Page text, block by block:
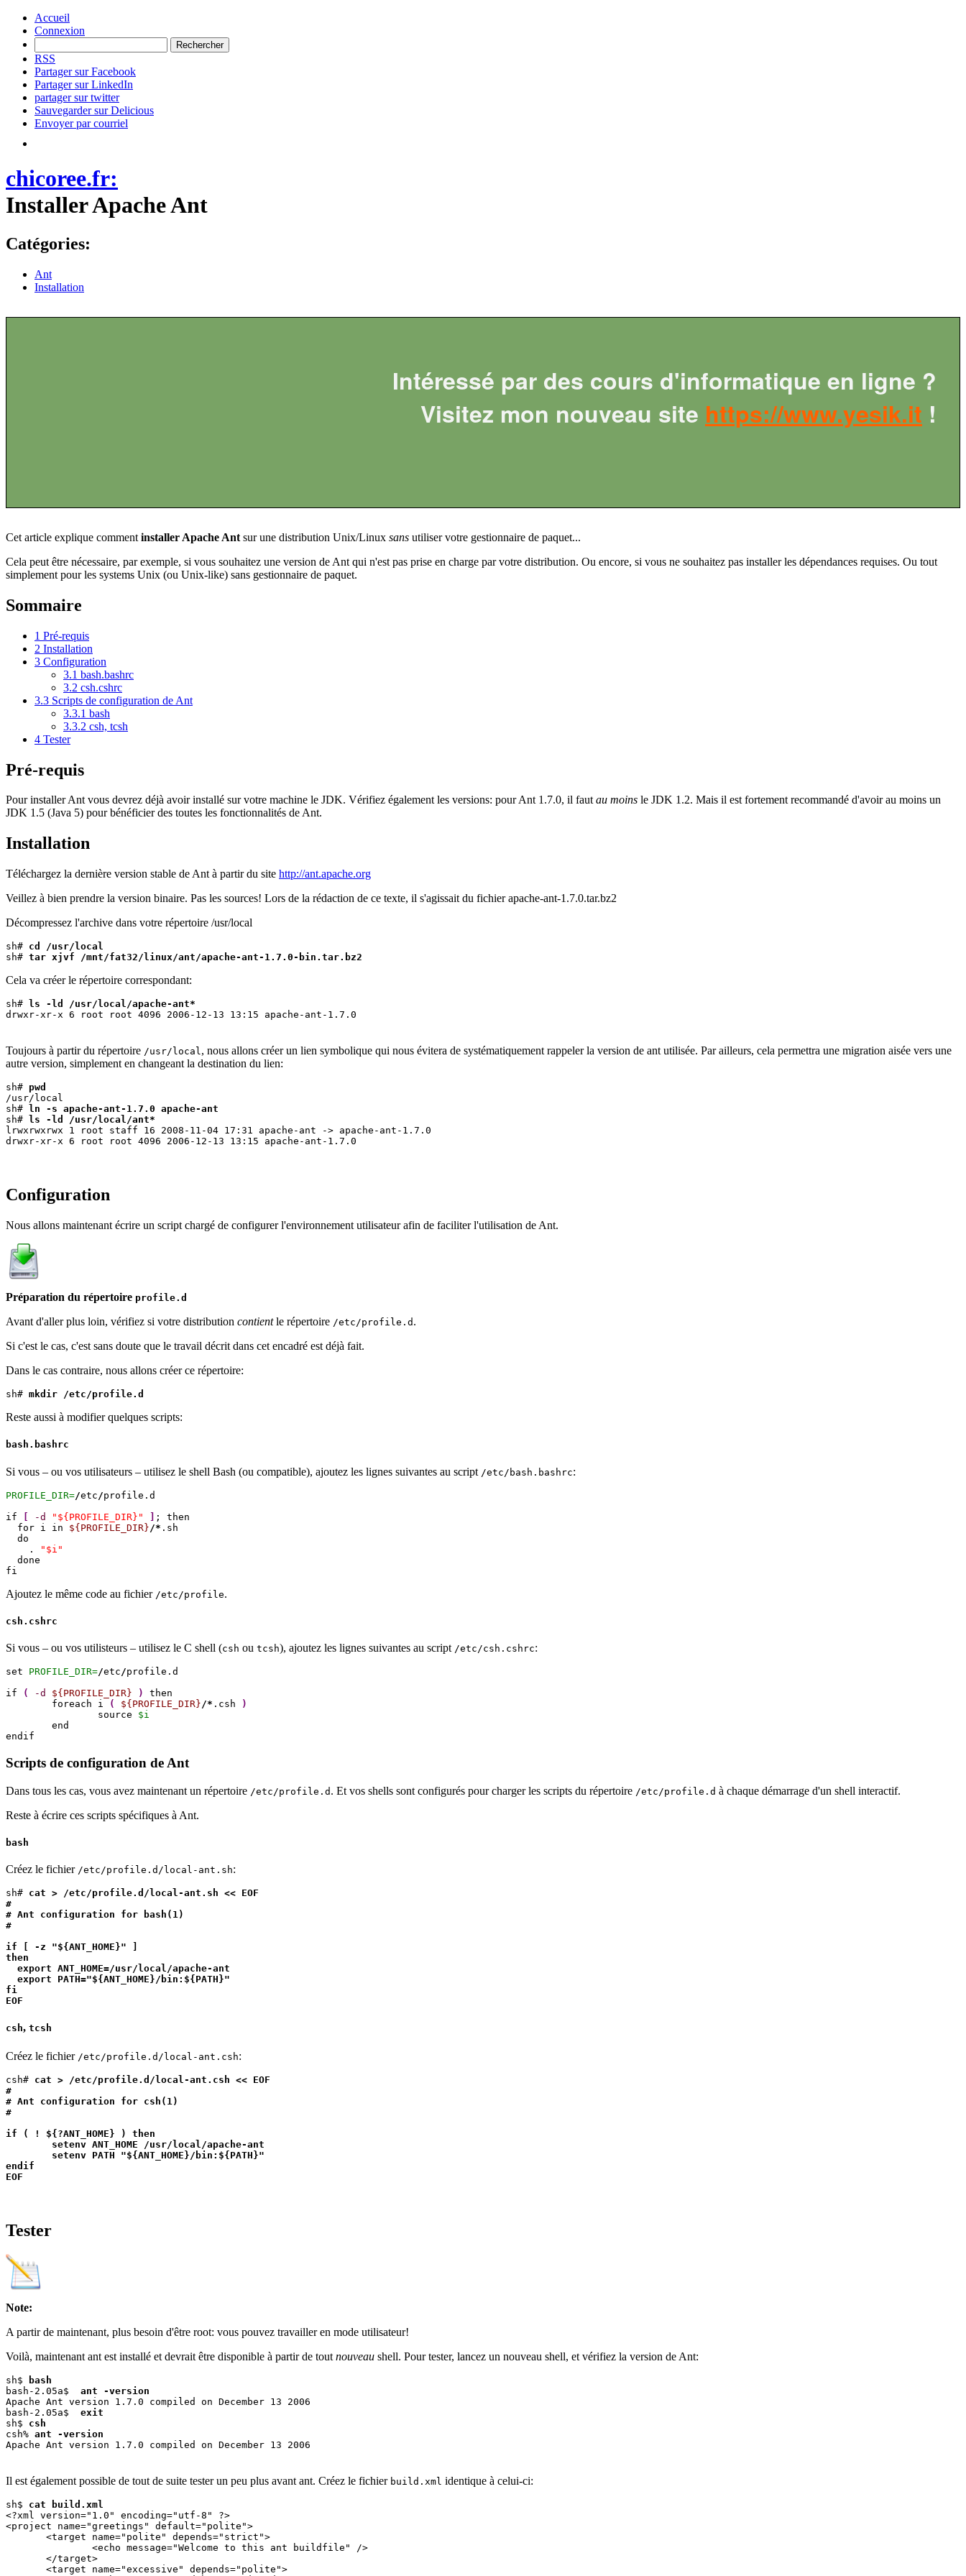
Accueil
Connexion
RSS
Partager sur Facebook
Partager sur LinkedIn
partager sur twitter
Sauvegarder sur Delicious
Envoyer par courriel
chicoree.fr:
Installer Apache Ant
Catégories:
Ant
Installation
Intéressé par des cours d'informatique en ligne ?
Visitez mon nouveau site https://www.yesik.it !
Cet article explique comment installer Apache Ant sur une distribution Unix/Linux sans utiliser votre gestionnaire de paquet...
Cela peut être nécessaire, par exemple, si vous souhaitez une version de Ant qui n'est pas prise en charge par votre distribution. Ou encore, si vous ne souhaitez pas installer les dépendances requises. Ou tout
simplement pour les systems Unix (ou Unix-like) sans gestionnaire de paquet.
Sommaire
1 Pré-requis
2 Installation
3 Configuration
3.1 bash.bashrc
3.2 csh.cshrc
3.3 Scripts de configuration de Ant
3.3.1 bash
3.3.2 csh, tcsh
4 Tester
Pré-requis
Pour installer Ant vous devrez déjà avoir installé sur votre machine le JDK. Vérifiez également les versions: pour Ant 1.7.0, il fautau moins le JDK 1.2. Mais il est fortement recommandé d'avoir au moins un
JDK 1.5 (Java 5) pour bénéficier des toutes les fonctionnalités de Ant.
Installation
Téléchargez la dernière version stable de Ant à partir du site http://ant.apache.org
Veillez à bien prendre la version binaire. Pas les sources! Lors de la rédaction de ce texte, il s'agissait du fichier apache-ant-1.7.0.tar.bz2
Décompressez l'archive dans votre répertoire /usr/local
sh# cd /usr/local
sh# tar xjvf /mnt/fat32/linux/ant/apache-ant-1.7.0-bin.tar.bz2
Cela va créer le répertoire correspondant:
sh#
ls -ld /usr/local/apache-ant*
Toujours à partir du répertoire /usr/local, nous allons créer un lien symbolique qui nous évitera de systématiquement rappeler la version de ant utilisée. Par ailleurs, cela permettra une migration aisée vers une
autre version, simplement en changeant la destination du lien:
sh# pwd
/usr/local
sh#
ln -s apache-ant-1.7.0 apache-ant
sh#
ls -ld /usr/local/ant*
lrwxrwxrwx 1 root staff 16 2008-11-04 17:31 apache-ant -> apache-ant-1.7.0
Configuration
Nous allons maintenant écrire un script chargé de configurer l'environnement utilisateur afin de faciliter l'utilisation de Ant.
Préparation du répertoire profile.d
Avant d'aller plus loin, vérifiez si votre distribution contientle répertoire /etc/profile.d .
Si c'est le cas, c'est sans doute que le travail décrit dans cet encadré est déjà fait.
Dans le cas contraire, nous allons créer ce répertoire:
sh# mkdir /etc/profile.d
Reste aussi à modifier quelques scripts:
bash.bashrc
Si vous – ou vos utilisateurs – utilisez le shell Bash (ou compatible), ajoutez les lignes suivantes au script /etc/bash.bashrc:
PROFILE_DIR=/etc /profile.d
if
[ -d "${PROFILE_DIR}" ] ; then
  for i in
${PROFILE_DIR} /* .sh
  do
    .
"$i"
  done
fi
Ajoutez le même code au fichier /etc/profile.
csh.cshrc
Si vous – ou vos utilisteurs – utilisez le C shell (csh ou tcsh), ajoutez les lignes suivantes au script /etc/csh.cshrc:
set PROFILE_DIR=/etc/profile.d
if
( -d ${PROFILE_DIR} )
then
        foreach i
( ${PROFILE_DIR}/* .csh
)
                source
$i
        end
endif
Scripts de configuration de Ant
Dans tous les cas, vous avez maintenant un répertoire /etc/profile.d . Et vos shells sont configurés pour charger les scripts du répertoire /etc/profile.d à chaque démarrage d'un shell interactif.
Reste à écrire ces scripts spécifiques à Ant.
bash
Créez le fichier /etc/profile.d/local-ant.sh:
sh# cat > /etc/profile.d/local-ant.sh << EOF
#
# Ant configuration for bash(1)
#
if [ -z "${ANT_HOME}" ]
then
  export ANT_HOME=/usr/local/apache-ant
  export PATH="${ANT_HOME}/bin:${PATH}"
fi
EOF
csh, tcsh
Créez le fichier /etc/profile.d/local-ant.csh:
csh# cat > /etc/profile.d/local-ant.csh << EOF
#
# Ant configuration for csh(1)
#
if ( ! ${?ANT_HOME} ) then
        setenv ANT_HOME /usr/local/apache-ant
        setenv PATH "${ANT_HOME}/bin:${PATH}"
endif
EOF
Tester
Note:
A partir de maintenant, plus besoin d'être root: vous pouvez travailler en mode utilisateur!
Voilà, maintenant ant est installé et devrait être disponible à partir de toutnouveau shell. Pour tester, lancez un nouveau shell, et vérifiez la version de Ant:
sh$
bash
bash-2.05a$ ant -version
Apache Ant version 1.7.0 compiled on December 13 2006
bash-2.05a$ exit
sh$ csh
csh% ant -version
Il est également possible de tout de suite tester un peu plus avant ant. Créez le fichier build.xml identique à celui-ci:
sh$ cat build.xml
<?xml version="1.0" encoding="utf-8" ?>
<project name="greetings" default="polite">
       <target name="polite" depends="strict">
               <echo message="Welcome to this ant buildfile" />
       </target>
       <target name="excessive" depends="polite">